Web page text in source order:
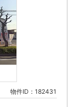
物件ID：182431